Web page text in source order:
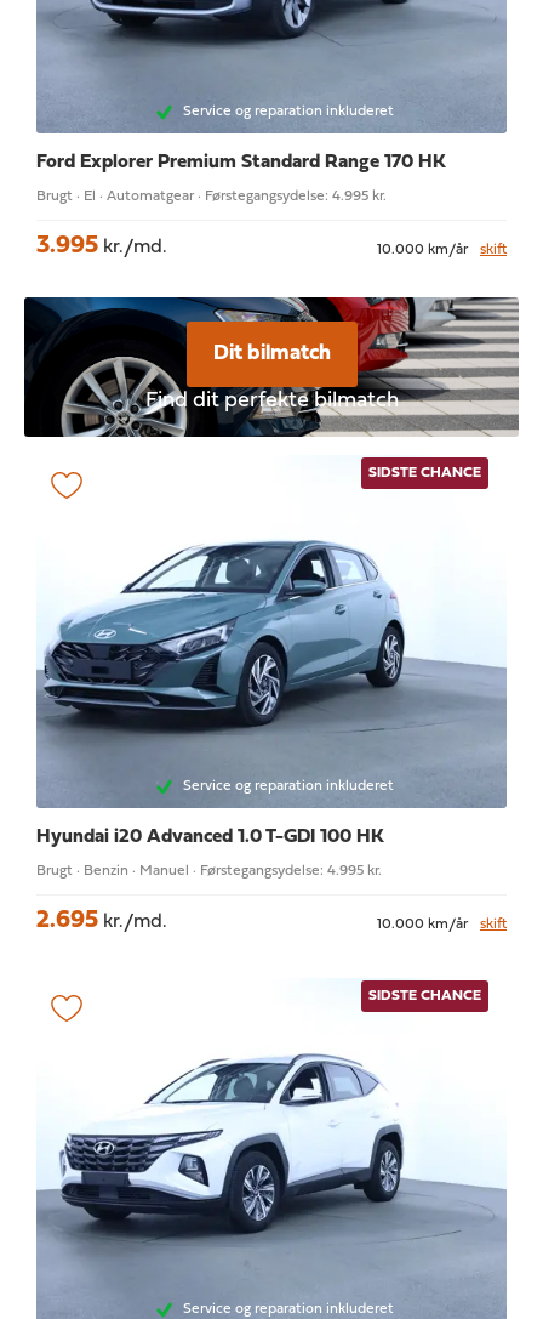
Service og reparation inkluderet
Ford Explorer Premium Standard Range 170 HK
Brugt · El · Automatgear · Førstegangsydelse: 4.995 kr.
3.995 kr./md. 10.000 km/år skift
Dit bilmatch
Find dit perfekte bilmatch
SIDSTE CHANCE
Service og reparation inkluderet
Hyundai i20 Advanced 1.0 T-GDI 100 HK
Brugt · Benzin · Manuel · Førstegangsydelse: 4.995 kr.
2.695 kr./md. 10.000 km/år skift
SIDSTE CHANCE
Service og reparation inkluderet